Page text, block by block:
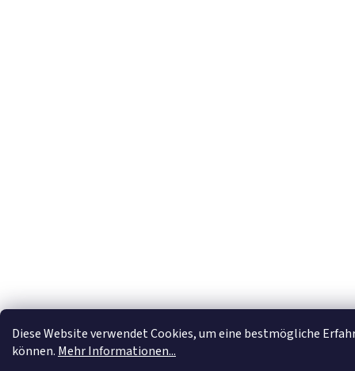
Diese Website verwendet Cookies, um eine bestmögliche
können. Mehr Informationen...